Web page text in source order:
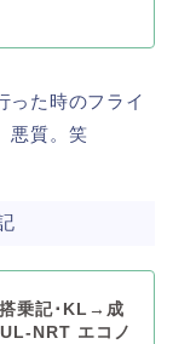
った時のフライ
悪質。笑
乗記･KL→成
NRT エコノ